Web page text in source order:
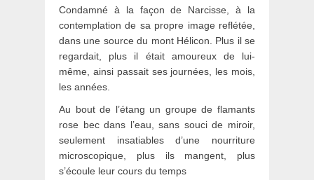
Condamné à la façon de Narcisse, à la
contemplation de sa propre image reflétée,
dans une source du mont Hélicon. Plus il se
regardait, plus il était amoureux de lui-
même, ainsi passait ses journées, les mois,
les années.
Au bout de l’étang un groupe de flamants
rose bec dans l’eau, sans souci de miroir,
seulement insatiables d’une nourriture
microscopique, plus ils mangent, plus
s’écoule leur cours du temps